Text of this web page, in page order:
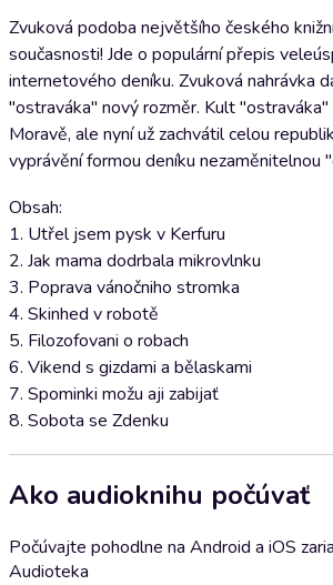
Zvuková podoba největšího českého
současnosti! Jde o populární přepis
internetového deníku. Zvuková nahrávka
"ostraváka" nový rozměr. Kult "ostraváka"
Moravě, ale nyní už zachvátil celou
vyprávění formou deníku nezaměnitelnou
Obsah:
1. Utřel jsem pysk v Kerfuru
2. Jak mama dodrbala mikrovlnku
3. Poprava vánočniho stromka
4. Skinhed v robotě
5. Filozofovani o robach
6. Vikend s gizdami a bělaskami
7. Spominki možu aji zabijať
8. Sobota se Zdenku
Ako audioknihu počúvať
Počúvajte pohodlne na Android a iOS
Audioteka